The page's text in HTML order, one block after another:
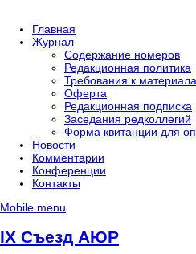
Главная
Журнал
Содержание номеров
Редакционная политика
Требования к
Оферта
Редакционная подписка
Заседания редколлегий
Форма квитанции для
Новости
Комментарии
Конференции
Контакты
Mobile menu
IX Съезд АЮР